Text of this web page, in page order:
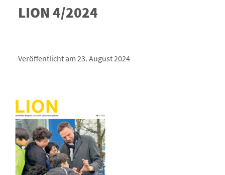
LION 4/2024
Veröffentlicht am 23. August 2024